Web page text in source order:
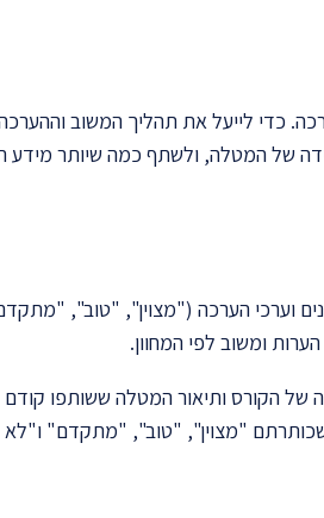
כדי לייעל את תהליך המשוב
של המטלה, ולשתף כמה שיותר מידע
וערכי הערכה ("מצוין", "טוב",
של הקורס ותיאור המטלה ששותפו
שכותרתם "מצוין", "טוב", "מתקדם" ו"לא